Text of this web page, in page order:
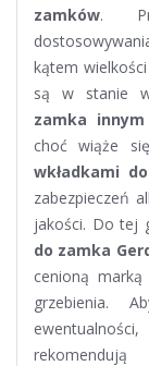
zamków.
kątem
są w stanie
zamka
choć wiąże
wkładkami
zabezpieczeń
jakości. Do tej
do zamka
cenioną
grzebienia.
rekomendują